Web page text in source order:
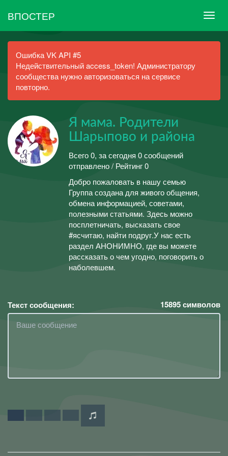
ВПОСТЕР
Ошибка VK API #5
Недействительный access_token! Администратору
сообщества нужно авторизоваться на сервисе
повторно.
Я мама. Родители
Шарыпово и района
Всего 0, за сегодня 0 сообщений
отправлено / Рейтинг 0
Добро пожаловать в нашу семью
Группа создана для живого общения,
обмена информацией, советами,
полезными статьями. Здесь можно
посплетничать, высказать свое
#ясчитаю, найти подруг.У нас есть
раздел АНОНИМНО, где вы можете
рассказать о чем угодно, поговорить о
наболевшем.
Текст сообщения: 15895символов